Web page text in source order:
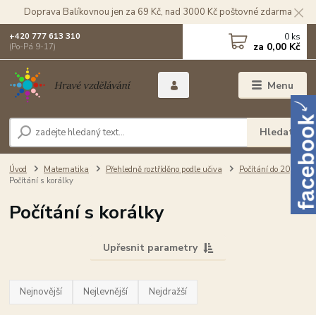
Doprava Balíkovnou jen za 69 Kč, nad 3000 Kč poštovné zdarma
Menu
Hledat
+420 777 613 310
(Po-Pá 9-17)
0 ks
za 0,00 Kč
Úvod Matematika Přehledně roztříděno podle učiva
Počítání do 20
Počítání s korálky
Počítání s korálky
Upřesnit parametry
Nejnovější Nejlevnější Nejdražší